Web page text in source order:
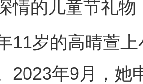
情的儿童节礼
岁的高晴萱上
2023年9月，她